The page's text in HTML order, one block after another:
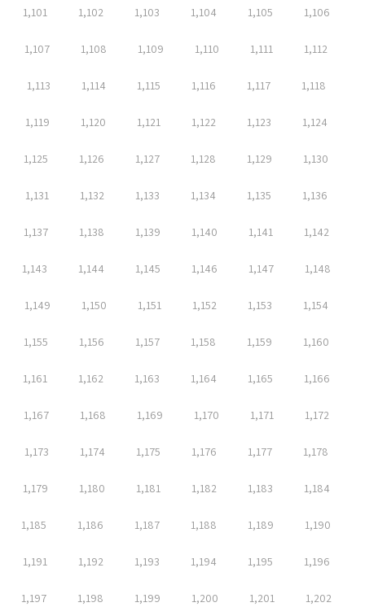
1,101 1,102 1,103 1,104 1,105 1,106
1,107 1,108 1,109 1,110 1,111 1,112
1,113 1,114 1,115 1,116 1,117 1,118
1,119 1,120 1,121 1,122 1,123 1,124
1,125 1,126 1,127 1,128 1,129 1,130
1,131 1,132 1,133 1,134 1,135 1,136
1,137 1,138 1,139 1,140 1,141 1,142
1,143 1,144 1,145 1,146 1,147 1,148
1,149 1,150 1,151 1,152 1,153 1,154
1,155 1,156 1,157 1,158 1,159 1,160
1,161 1,162 1,163 1,164 1,165 1,166
1,167 1,168 1,169 1,170 1,171 1,172
1,173 1,174 1,175 1,176 1,177 1,178
1,179 1,180 1,181 1,182 1,183 1,184
1,185 1,186 1,187 1,188 1,189 1,190
1,191 1,192 1,193 1,194 1,195 1,196
1,197 1,198 1,199 1,200 1,201 1,202